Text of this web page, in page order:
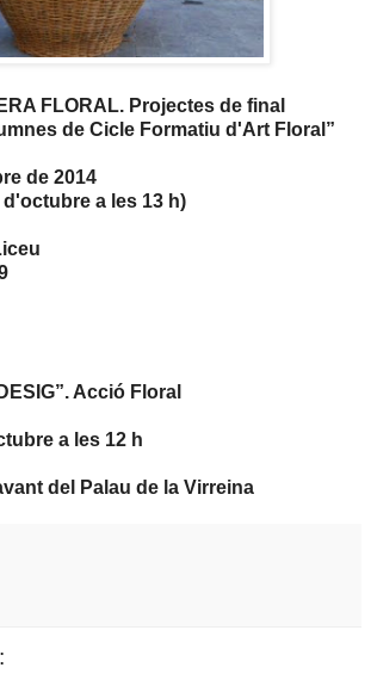
FLORAL. Projectes de final
de Cicle Formatiu d'Art Floral”
de 2014
a les 13 h)
Acció Floral
a les 12 h
del Palau de la Virreina